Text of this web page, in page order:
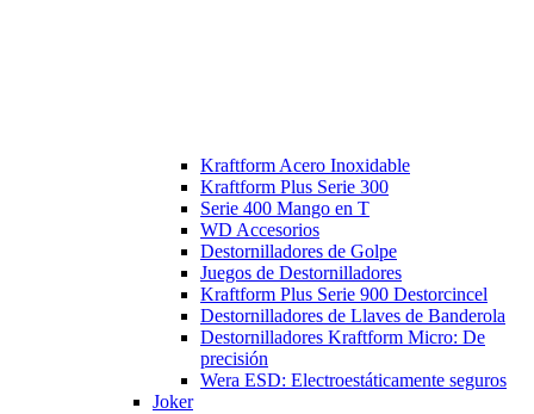
Kraftform Acero Inoxidable
Kraftform Plus Serie 300
Serie 400 Mango en T
WD Accesorios
Destornilladores de Golpe
Juegos de Destornilladores
Kraftform Plus Serie 900 Destorcincel
Destornilladores de Llaves de Banderola
Destornilladores Kraftform Micro: De
precisión
Wera ESD: Electroestáticamente seguros
Joker